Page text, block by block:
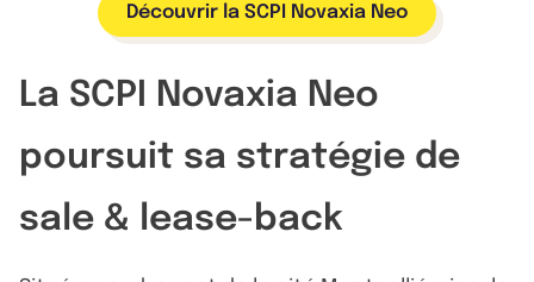
Découvrir la SCPI Novaxia Neo
La SCPI Novaxia Neo
poursuit sa stratégie de
sale & lease-back